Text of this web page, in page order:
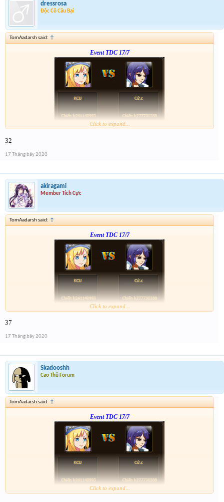
dressrosa
Độc Cô Cầu Bại
TomAadarsh said: ↑
Event TDC 17/7
Click to expand...
32
17 Tháng bảy 2020
akiragami
Member Tích Cực
TomAadarsh said: ↑
Event TDC 17/7
Click to expand...
37
17 Tháng bảy 2020
Skadooshh
Cao Thủ Forum
TomAadarsh said: ↑
Event TDC 17/7
Click to expand...